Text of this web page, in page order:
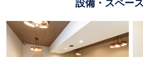
設備・スペース